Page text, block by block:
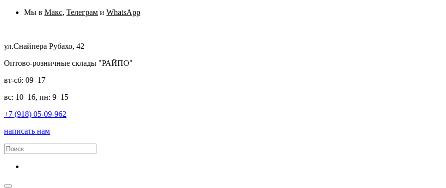
Мы в Макс, Телеграм и WhatsApp
ул.Снайпера Рубахо, 42
Оптово-розничные склады "РАЙПО"
вт-сб: 09–17
вс: 10–16, пн: 9–15
+7 (918) 05-09-962
написать нам